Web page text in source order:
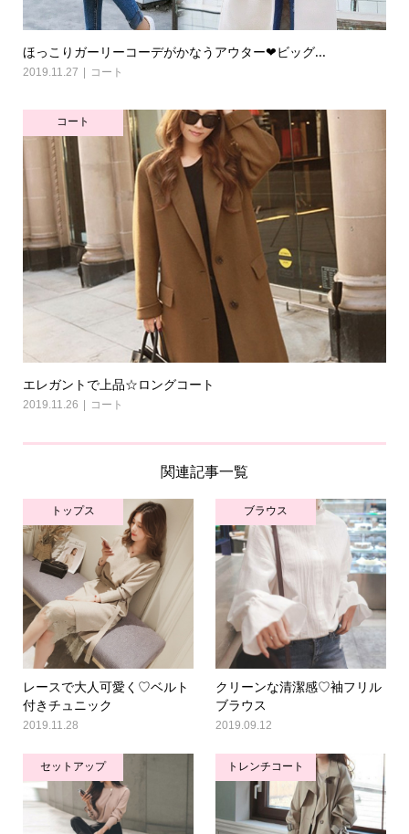
ほっこりガーリーコーデがかなうアウター❤ビッグ...
2019.11.27 コート
コート
エレガントで上品☆ロングコート
2019.11.26 コート
関連記事一覧
トップス
レースで大人可愛く♡ベルト
付きチュニック
2019.11.28
ブラウス
クリーンな清潔感♡袖フリル
ブラウス
2019.09.12
セットアップ トレンチコート